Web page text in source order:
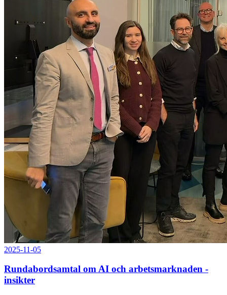
2025-11-05
Rundabordsamtal om AI och arbetsmarknaden -
insikter